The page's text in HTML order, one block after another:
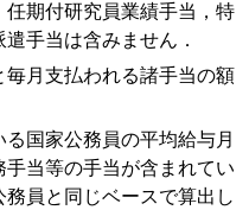
任期付研究員業績手当，特
手当は含みません．
毎月支払われる諸手当の額
る国家公務員の平均給与月
当等の手当が含まれてい
員と同じベースで算出し